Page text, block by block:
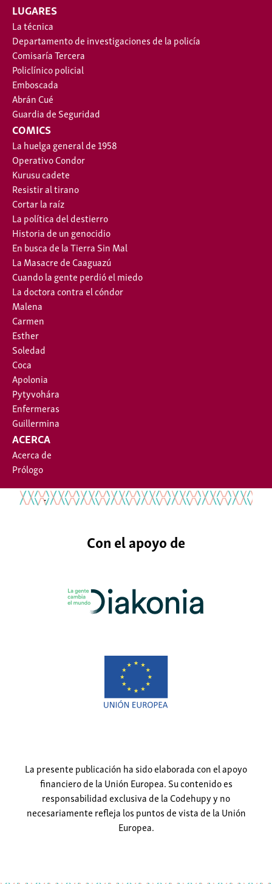
LUGARES
La técnica
Departamento de investigaciones de la policía
Comisaría Tercera
Policlínico policial
Emboscada
Abrán Cué
Guardia de Seguridad
COMICS
La huelga general de 1958
Operativo Condor
Kurusu cadete
Resistir al tirano
Cortar la raíz
La política del destierro
Historia de un genocidio
​​En busca de la Tierra Sin Mal
La Masacre de Caaguazú
Cuando la gente perdió el miedo
La doctora contra el cóndor
Malena
Carmen
Esther
Soledad
Coca
Apolonia
Pytyvohára
Enfermeras
Guillermina
ACERCA
Acerca de
Prólogo
.
Con el apoyo de
La presente publicación ha sido elaborada con el apoyo
financiero de la Unión Europea. Su contenido es
responsabilidad exclusiva de la Codehupy y no
necesariamente refleja los puntos de vista de la Unión
Europea.